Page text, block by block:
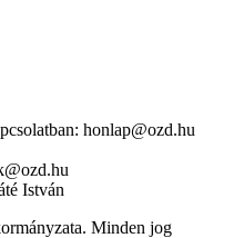
honlap@ozd.hu
István
Minden jog